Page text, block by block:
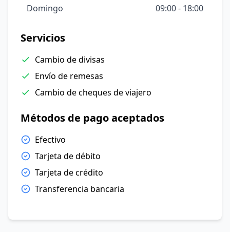
Domingo 09:00 - 18:00
Servicios
Cambio de divisas
Envío de remesas
Cambio de cheques de viajero
Métodos de pago aceptados
Efectivo
Tarjeta de débito
Tarjeta de crédito
Transferencia bancaria